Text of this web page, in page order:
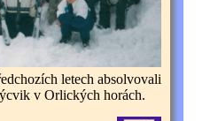
letech absolvovali
v Orlických horách.